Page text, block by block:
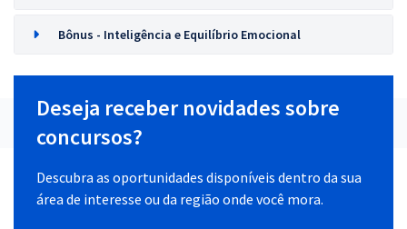
Bônus - Inteligência e Equilíbrio Emocional
Deseja receber novidades sobre
concursos?
Descubra as oportunidades disponíveis dentro da sua
área de interesse ou da região onde você mora.